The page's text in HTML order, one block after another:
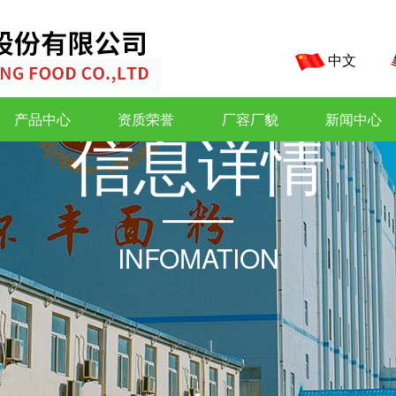
中文
产品中心 资质荣誉 厂容厂貌 新闻中心
信息详情
INFOMATION